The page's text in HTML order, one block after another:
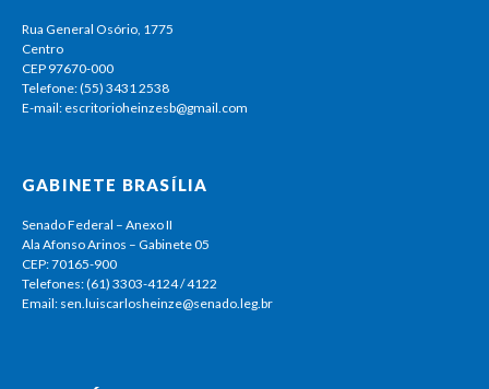
Rua General Osório, 1775
Centro
CEP 97670-000
Telefone: (55) 3431 2538
E-mail: escritorioheinzesb@gmail.com
GABINETE BRASÍLIA
Senado Federal – Anexo II
Ala Afonso Arinos – Gabinete 05
CEP: 70165-900
Telefones: (61) 3303-4124 / 4122
Email: sen.luiscarlosheinze@senado.leg.br